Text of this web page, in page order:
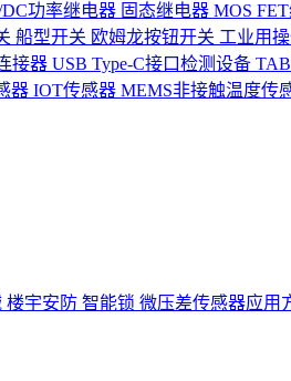
功率继电器 固态继电器 MOS
船型开关 欧姆龙按钮开关 工业用
接器 USB Type-C接口检测设备
器 IOT传感器 MEMS非接触温度传
楼宇安防 智能锁 微压差传感器应用